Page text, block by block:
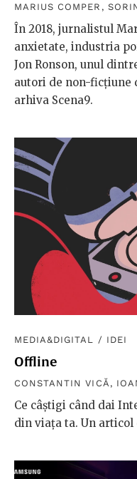
MARIUS COMPER ,
În 2018, jurnalistul
anxietate, industria
Jon Ronson, unul
autori de non-ficțiune
arhiva Scena9.
MEDIA&DIGITAL / IDEI
Offline
CONSTANTIN VICĂ ,
Ce câștigi când dai
din viața ta. Un articol